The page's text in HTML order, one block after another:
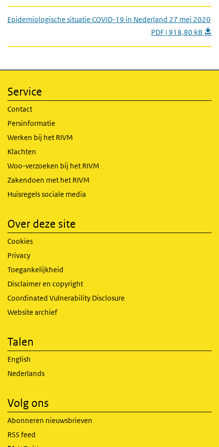
Epidemiologische situatie COVID-19 in Nederland 27 mei 2020
PDF | 918,80 kB
Service
Contact
Persinformatie
Werken bij het RIVM
Klachten
Woo-verzoeken bij het RIVM
Zakendoen met het RIVM
Huisregels sociale media
Over deze site
Cookies
Privacy
Toegankelijkheid
Disclaimer en copyright
Coordinated Vulnerability Disclosure
Website archief
Talen
English
Nederlands
Volg ons
Abonneren nieuwsbrieven
RSS feed